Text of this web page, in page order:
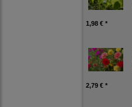
1,98 € *
2,79 € *